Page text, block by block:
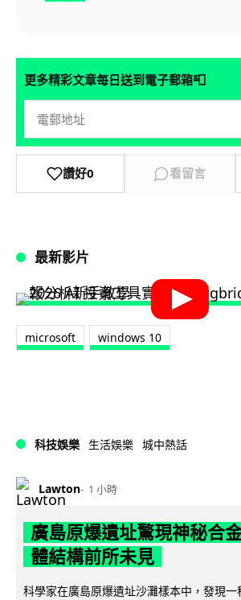
更多精彩文章每日送到電子郵箱📮
讚好0 看留言
最新影片
microsoft windows 10
科技娛樂 生活娛樂 城中熱話
Lawton 1 小時
廣島原爆遺址驚現神秘合
體結構前所未見
科學家在廣島原爆遺址沙灘樣本中，發現一